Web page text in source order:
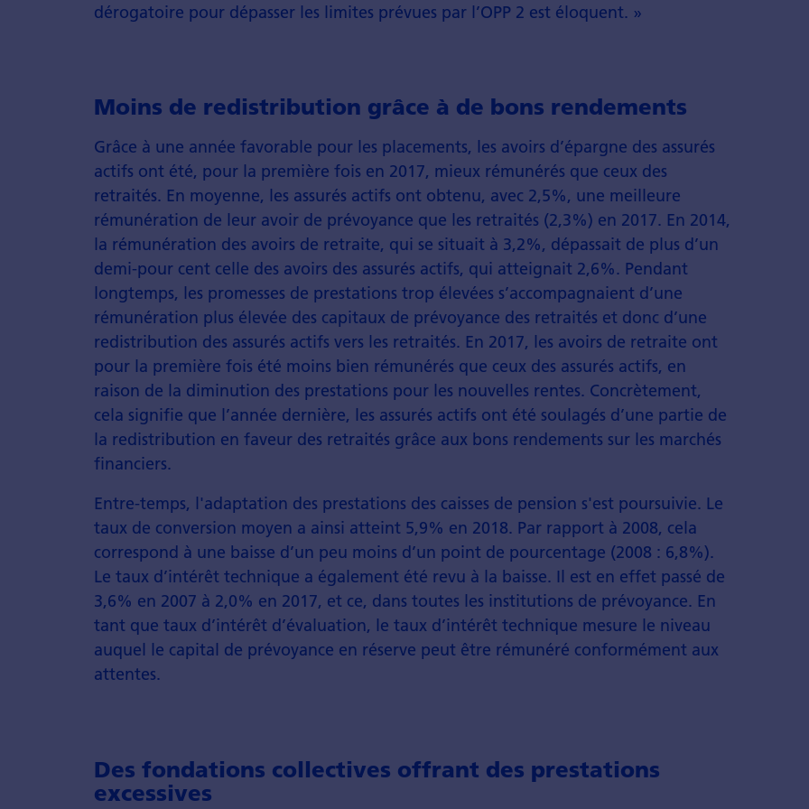
dérogatoire pour dépasser les limites prévues par l’OPP 2 est éloquent. »
Moins de redistribution grâce à de bons rendements
Grâce à une année favorable pour les placements, les avoirs d’épargne des assurés
actifs ont été, pour la première fois en 2017, mieux rémunérés que ceux des
retraités. En moyenne, les assurés actifs ont obtenu, avec 2,5%, une meilleure
rémunération de leur avoir de prévoyance que les retraités (2,3%) en 2017. En 2014,
la rémunération des avoirs de retraite, qui se situait à 3,2%, dépassait de plus d’un
demi-pour cent celle des avoirs des assurés actifs, qui atteignait 2,6%. Pendant
longtemps, les promesses de prestations trop élevées s’accompagnaient d’une
rémunération plus élevée des capitaux de prévoyance des retraités et donc d’une
redistribution des assurés actifs vers les retraités. En 2017, les avoirs de retraite ont
pour la première fois été moins bien rémunérés que ceux des assurés actifs, en
raison de la diminution des prestations pour les nouvelles rentes. Concrètement,
cela signifie que l’année dernière, les assurés actifs ont été soulagés d’une partie de
la redistribution en faveur des retraités grâce aux bons rendements sur les marchés
financiers.
Entre-temps, l'adaptation des prestations des caisses de pension s'est poursuivie. Le
taux de conversion moyen a ainsi atteint 5,9% en 2018. Par rapport à 2008, cela
correspond à une baisse d’un peu moins d’un point de pourcentage (2008 : 6,8%).
Le taux d’intérêt technique a également été revu à la baisse. Il est en effet passé de
3,6% en 2007 à 2,0% en 2017, et ce, dans toutes les institutions de prévoyance. En
tant que taux d’intérêt d’évaluation, le taux d’intérêt technique mesure le niveau
auquel le capital de prévoyance en réserve peut être rémunéré conformément aux
attentes.
Des fondations collectives offrant des prestations
excessives